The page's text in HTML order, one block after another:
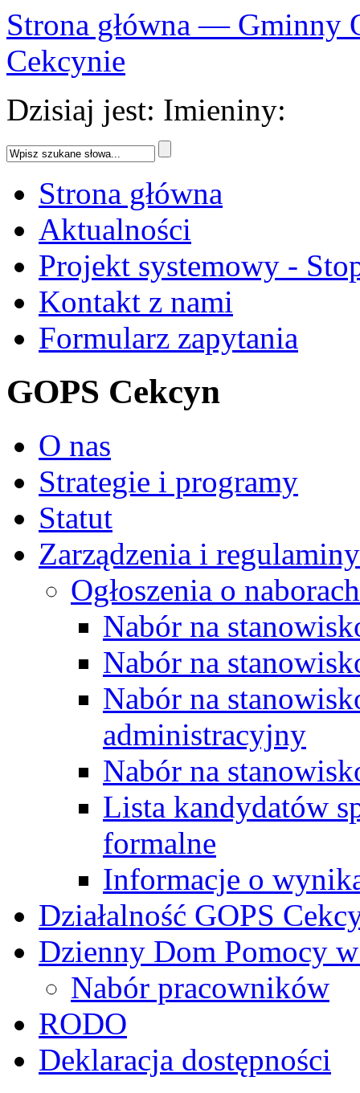
Strona główna — Gminny
Cekcynie
Dzisiaj jest: Imieniny:
Strona główna
Aktualności
Projekt systemowy -
Kontakt z nami
Formularz zapytania
GOPS Cekcyn
O nas
Strategie i programy
Statut
Zarządzenia i regulaminy
Ogłoszenia o naborach
Nabór na
Nabór na
Nabór na
administracyjny
Nabór na
Lista kandydatów
formalne
Informacje o
Działalność GOPS
Dzienny Dom Pomocy
Nabór pracowników
RODO
Deklaracja dostępności